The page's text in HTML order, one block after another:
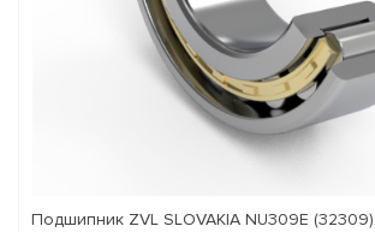
Подшипник ZVL SLOVAKIA NU309E (32309)